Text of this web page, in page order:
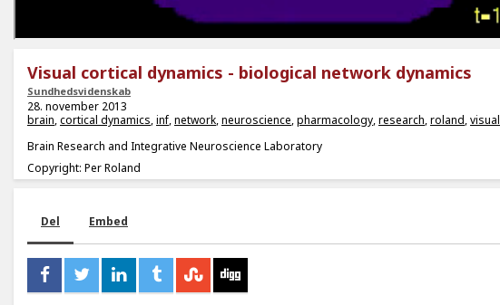
Visual cortical dynamics - biological network dynamics
Sundhedsvidenskab
28. november 2013
brain,cortical dynamics,inf,network,neuroscience,pharmacology,research,roland,visual
Brain Research and Integrative Neuroscience Laboratory
Copyright: Per Roland
Del Embed